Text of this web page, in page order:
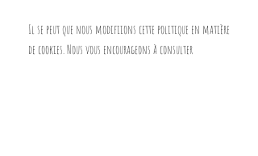
Il se peut que nous modifiions cette politique en matière
de cookies. Nous vous encourageons à consulter